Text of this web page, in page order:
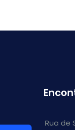
Rua de